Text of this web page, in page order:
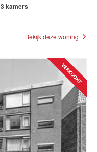
3 kamers
Bekijk deze woning